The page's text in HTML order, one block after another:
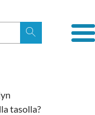
tasolla?